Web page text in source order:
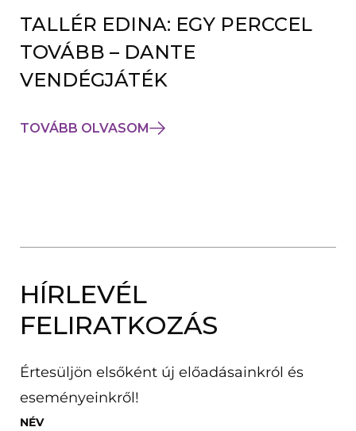
TALLÉR EDINA: EGY PERCCEL
TOVÁBB – DANTE
VENDÉGJÁTÉK
TOVÁBB OLVASOM
HÍRLEVÉL
FELIRATKOZÁS
Értesüljön elsőként új előadásainkról és
eseményeinkről!
NÉV